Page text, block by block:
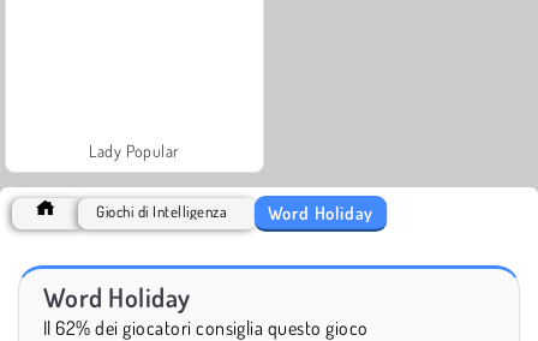
Lady Popular
Giochi di Intelligenza Word Holiday
Word Holiday
Il 62% dei giocatori consiglia questo gioco